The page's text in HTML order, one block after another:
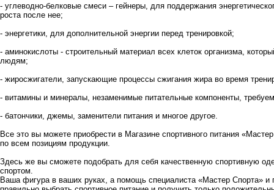
- углеводно-белковые смеси – гейнеры, для поддержания
роста после нее;
- энергетики, для дополнительной энергии перед тренировкой;
- аминокислоты - строительный материал всех клеток организма,
людям;
- жиросжигатели, запускающие процессы сжигания жира во время
- витамины и минералы, незаменимые питательные компоненты,
- батончики, джемы, заменители питания и многое другое.
Все это вы можете приобрести в Магазине спортивного питания
по всем позициям продукции.
Здесь же вы сможете подобрать для себя качественную спортивную
спортом.
Ваша фигура в ваших руках, а помощь специалиста «Мастер Спорта» и